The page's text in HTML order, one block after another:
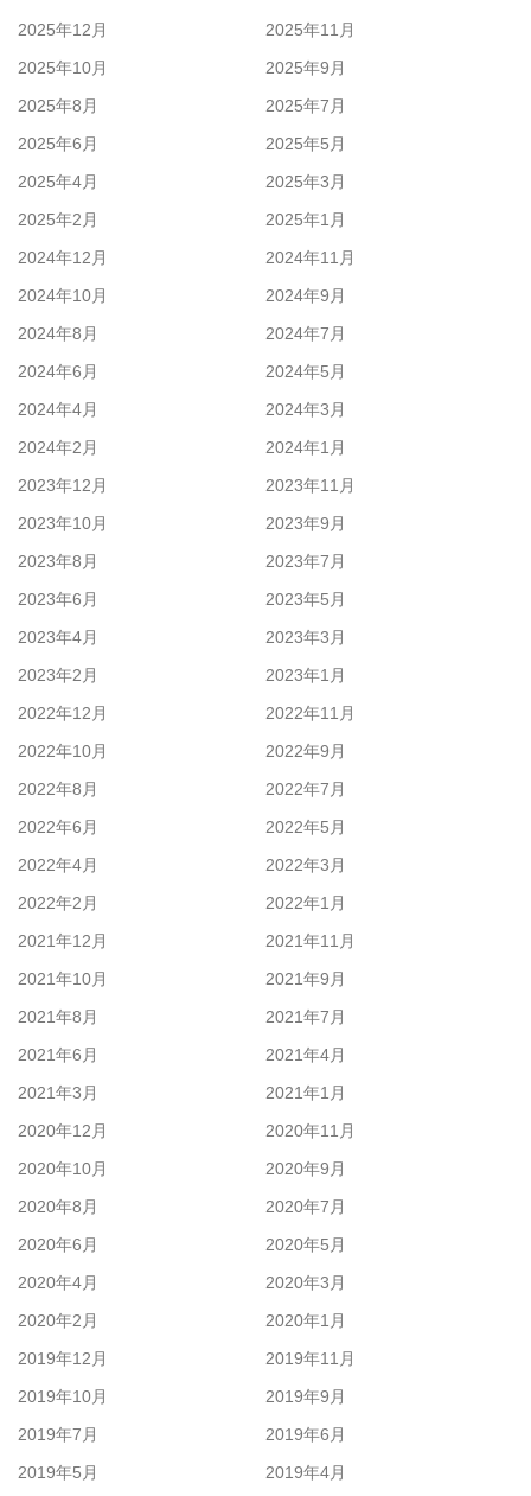
2025年12月
2025年11月
2025年10月
2025年9月
2025年8月
2025年7月
2025年6月
2025年5月
2025年4月
2025年3月
2025年2月
2025年1月
2024年12月
2024年11月
2024年10月
2024年9月
2024年8月
2024年7月
2024年6月
2024年5月
2024年4月
2024年3月
2024年2月
2024年1月
2023年12月
2023年11月
2023年10月
2023年9月
2023年8月
2023年7月
2023年6月
2023年5月
2023年4月
2023年3月
2023年2月
2023年1月
2022年12月
2022年11月
2022年10月
2022年9月
2022年8月
2022年7月
2022年6月
2022年5月
2022年4月
2022年3月
2022年2月
2022年1月
2021年12月
2021年11月
2021年10月
2021年9月
2021年8月
2021年7月
2021年6月
2021年4月
2021年3月
2021年1月
2020年12月
2020年11月
2020年10月
2020年9月
2020年8月
2020年7月
2020年6月
2020年5月
2020年4月
2020年3月
2020年2月
2020年1月
2019年12月
2019年11月
2019年10月
2019年9月
2019年7月
2019年6月
2019年5月
2019年4月